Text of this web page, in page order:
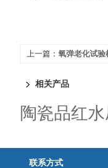
上一篇： 氧弹老化试验
相关产品
陶瓷品红
联系方式